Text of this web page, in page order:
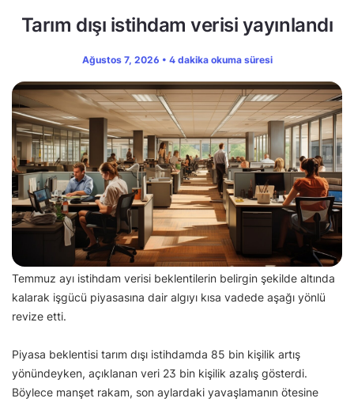
Tarım dışı istihdam verisi yayınlandı
Ağustos 7, 2026 • 4 dakika okuma süresi
Temmuz ayı istihdam verisi beklentilerin belirgin şekilde altında
kalarak işgücü piyasasına dair algıyı kısa vadede aşağı yönlü
revize etti.
Piyasa beklentisi tarım dışı istihdamda 85 bin kişilik artış
yönündeyken, açıklanan veri 23 bin kişilik azalış gösterdi.
Böylece manşet rakam, son aylardaki yavaşlamanın ötesine